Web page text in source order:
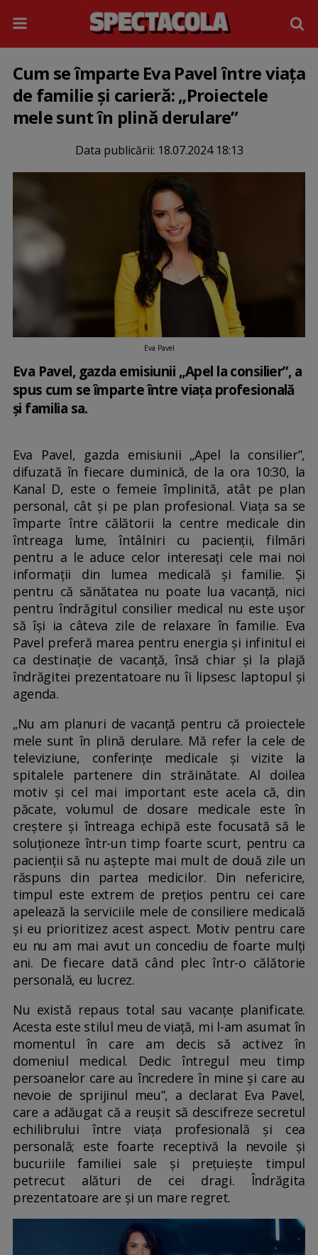
Cum se împarte Eva Pavel între viața
de familie și carieră: „Proiectele
mele sunt în plină derulare”
Data publicării: 18.07.2024 18:13
Eva Pavel
Eva Pavel, gazda emisiunii „Apel la consilier”, a
spus cum se împarte între viața profesională
și familia sa.
Eva Pavel, gazda emisiunii „Apel la consilier”,
difuzată în fiecare duminică, de la ora 10:30, la
Kanal D, este o femeie împlinită, atât pe plan
personal, cât și pe plan profesional. Viața sa se
împarte între călătorii la centre medicale din
întreaga lume, întâlniri cu pacienții, filmări
pentru a le aduce celor interesați cele mai noi
informații din lumea medicală și familie. Și
pentru că sănătatea nu poate lua vacanță, nici
pentru îndrăgitul consilier medical nu este ușor
să își ia câteva zile de relaxare în familie. Eva
Pavel preferă marea pentru energia și infinitul ei
ca destinație de vacanță, însă chiar și la plajă
îndrăgitei prezentatoare nu îi lipsesc laptopul și
agenda.
„Nu am planuri de vacanță pentru că proiectele
mele sunt în plină derulare. Mă refer la cele de
televiziune, conferințe medicale și vizite la
spitalele partenere din străinătate. Al doilea
motiv și cel mai important este acela că, din
păcate, volumul de dosare medicale este în
creștere și întreaga echipă este focusată să le
soluționeze într-un timp foarte scurt, pentru ca
pacienții să nu aștepte mai mult de două zile un
răspuns din partea medicilor. Din nefericire,
timpul este extrem de prețios pentru cei care
apelează la serviciile mele de consiliere medicală
și eu prioritizez acest aspect. Motiv pentru care
eu nu am mai avut un concediu de foarte mulți
ani. De fiecare dată când plec într-o călătorie
personală, eu lucrez.
Nu există repaus total sau vacanțe planificate.
Acesta este stilul meu de viață, mi l-am asumat în
momentul în care am decis să activez în
domeniul medical. Dedic întregul meu timp
persoanelor care au încredere în mine și care au
nevoie de sprijinul meu”, a declarat Eva Pavel,
care a adăugat că a reușit să descifreze secretul
echilibrului între viața profesională și cea
personală; este foarte receptivă la nevoile și
bucuriile familiei sale și prețuiește timpul
petrecut alături de cei dragi. Îndrăgita
prezentatoare are și un mare regret.